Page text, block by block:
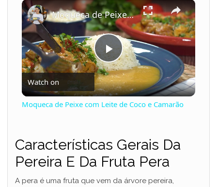
Fullscreen ×
P
l
y
V
Moqueca de Peixe com Leite de Coco e Camarão
Watch on
Moqueca de Peixe com Leite de Coco e Camarão
Características Gerais Da
Pereira E Da Fruta Pera
A pera é uma fruta que vem da árvore pereira,